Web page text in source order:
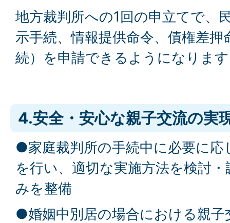
地方裁判所への1回の申立てで、
示手続、情報提供命令、債権差
続）を申請できるようになりま
4.安全・安心な親子交流の実
●家庭裁判所の手続中に必要に応
を行い、適切な実施方法を検討
みを整備
●婚姻中別居の場合における親